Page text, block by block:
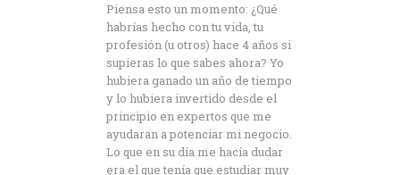
Piensa esto un momento: ¿Qué
habrías hecho con tu vida, tu
profesión (u otros) hace 4 años si
supieras lo que sabes ahora? Yo
hubiera ganado un año de tiempo
y lo hubiera invertido desde el
principio en expertos que me
ayudaran a potenciar mi negocio.
Lo que en su día me hacía dudar
era el que tenía que estudiar muy